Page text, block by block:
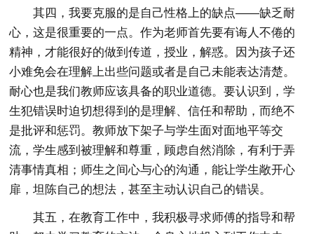
其四，我要克服的是自己性格上的缺点——缺乏耐
心，这是很重要的一点。作为老师首先要有诲人不倦的
精神，才能很好的做到传道，授业，解惑。因为孩子还
小难免会在理解上出些问题或者是自己未能表达清楚。
耐心也是我们教师应该具备的职业道德。要认识到，学
生犯错误时迫切想得到的是理解、信任和帮助，而绝不
是批评和惩罚。教师放下架子与学生面对面地平等交
流，学生感到被理解和尊重，顾虑自然消除，有利于弄
清事情真相；师生之间心与心的沟通，能让学生敞开心
扉，坦陈自己的想法，甚至主动认识自己的错误。
其五，在教育工作中，我积极寻求师傅的指导和帮